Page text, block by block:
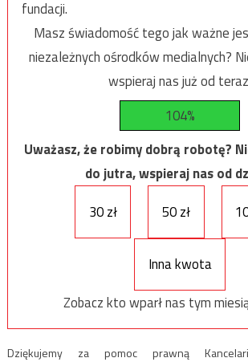
fundacji.
Masz świadomość tego jak ważne
niezależnych ośrodków medialnych?
wspieraj nas już od
104%
Uważasz, że robimy dobrą robotę?
do jutra, wspieraj nas od
30 zł
50 zł
Inna kwota
Zobacz kto wparł nas tym
Dziękujemy za pomoc prawną